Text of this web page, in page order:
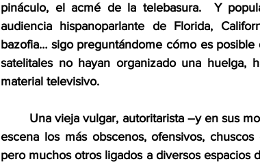
pináculo, el acmé de la telebasura.  Y
audiencia hispanoparlante de Florida,
bazofia… sigo preguntándome cómo es
satelitales no hayan organizado una huelga,
material televisivo.
Una vieja vulgar, autoritarista –y en sus
escena los más obscenos, ofensivos,
pero muchos otros ligados a diversos espacios